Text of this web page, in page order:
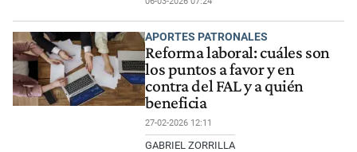
APORTES PATRONALES
Reforma laboral: cuáles son
los puntos a favor y en
contra del FAL y a quién
beneficia
27-02-2026 12:11
GABRIEL ZORRILLA